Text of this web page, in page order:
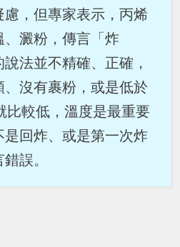
，但專家表示，丙烯
澱粉，傳言「炸
法並不精確、正確，
沒有裹粉，或是低於
比較低，溫度是最重要
回炸、或是第一次炸
誤。